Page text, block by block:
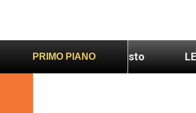
PRIMO PIANO
sano e giusto LEV: “Papa